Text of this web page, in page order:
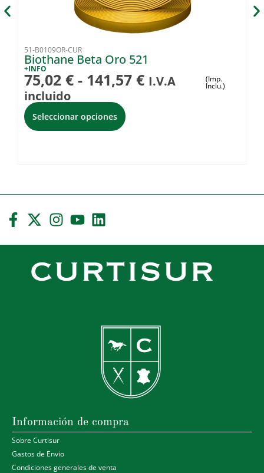
51-B0109OR-CUR
Biothane Beta Oro 521
+INFO
75,02 € - 141,57 € I.V.A
incluido
(Imp.
Inclu.)
Seleccionar opciones
Información de compra
Sobre Curtisur
Gastos de Envio
Condiciones generales de venta